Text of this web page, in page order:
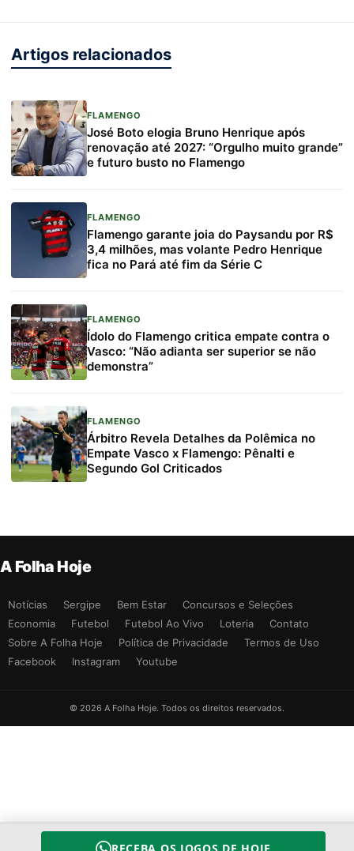
Artigos relacionados
FLAMENGO
José Boto elogia Bruno Henrique após
renovação até 2027: “Orgulho muito grande”
e futuro busto no Flamengo
FLAMENGO
Flamengo garante joia do Paysandu por R$
3,4 milhões, mas volante Pedro Henrique
fica no Pará até fim da Série C
FLAMENGO
Ídolo do Flamengo critica empate contra o
Vasco: “Não adianta ser superior se não
demonstra”
FLAMENGO
Árbitro Revela Detalhes da Polêmica no
Empate Vasco x Flamengo: Pênalti e
Segundo Gol Criticados
A Folha Hoje
Notícias Sergipe Bem Estar
Concursos e Seleções
Economia
Futebol Futebol Ao Vivo Loteria
Contato
Sobre A Folha Hoje
Política de Privacidade
Termos de Uso
Facebook
Instagram Youtube
© 2026 A Folha Hoje. Todos os direitos reservados.